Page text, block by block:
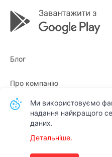
Блог
Про компанію
Квитанції
Ми використовуємо
надання найкращого
даних.
Детальніше.